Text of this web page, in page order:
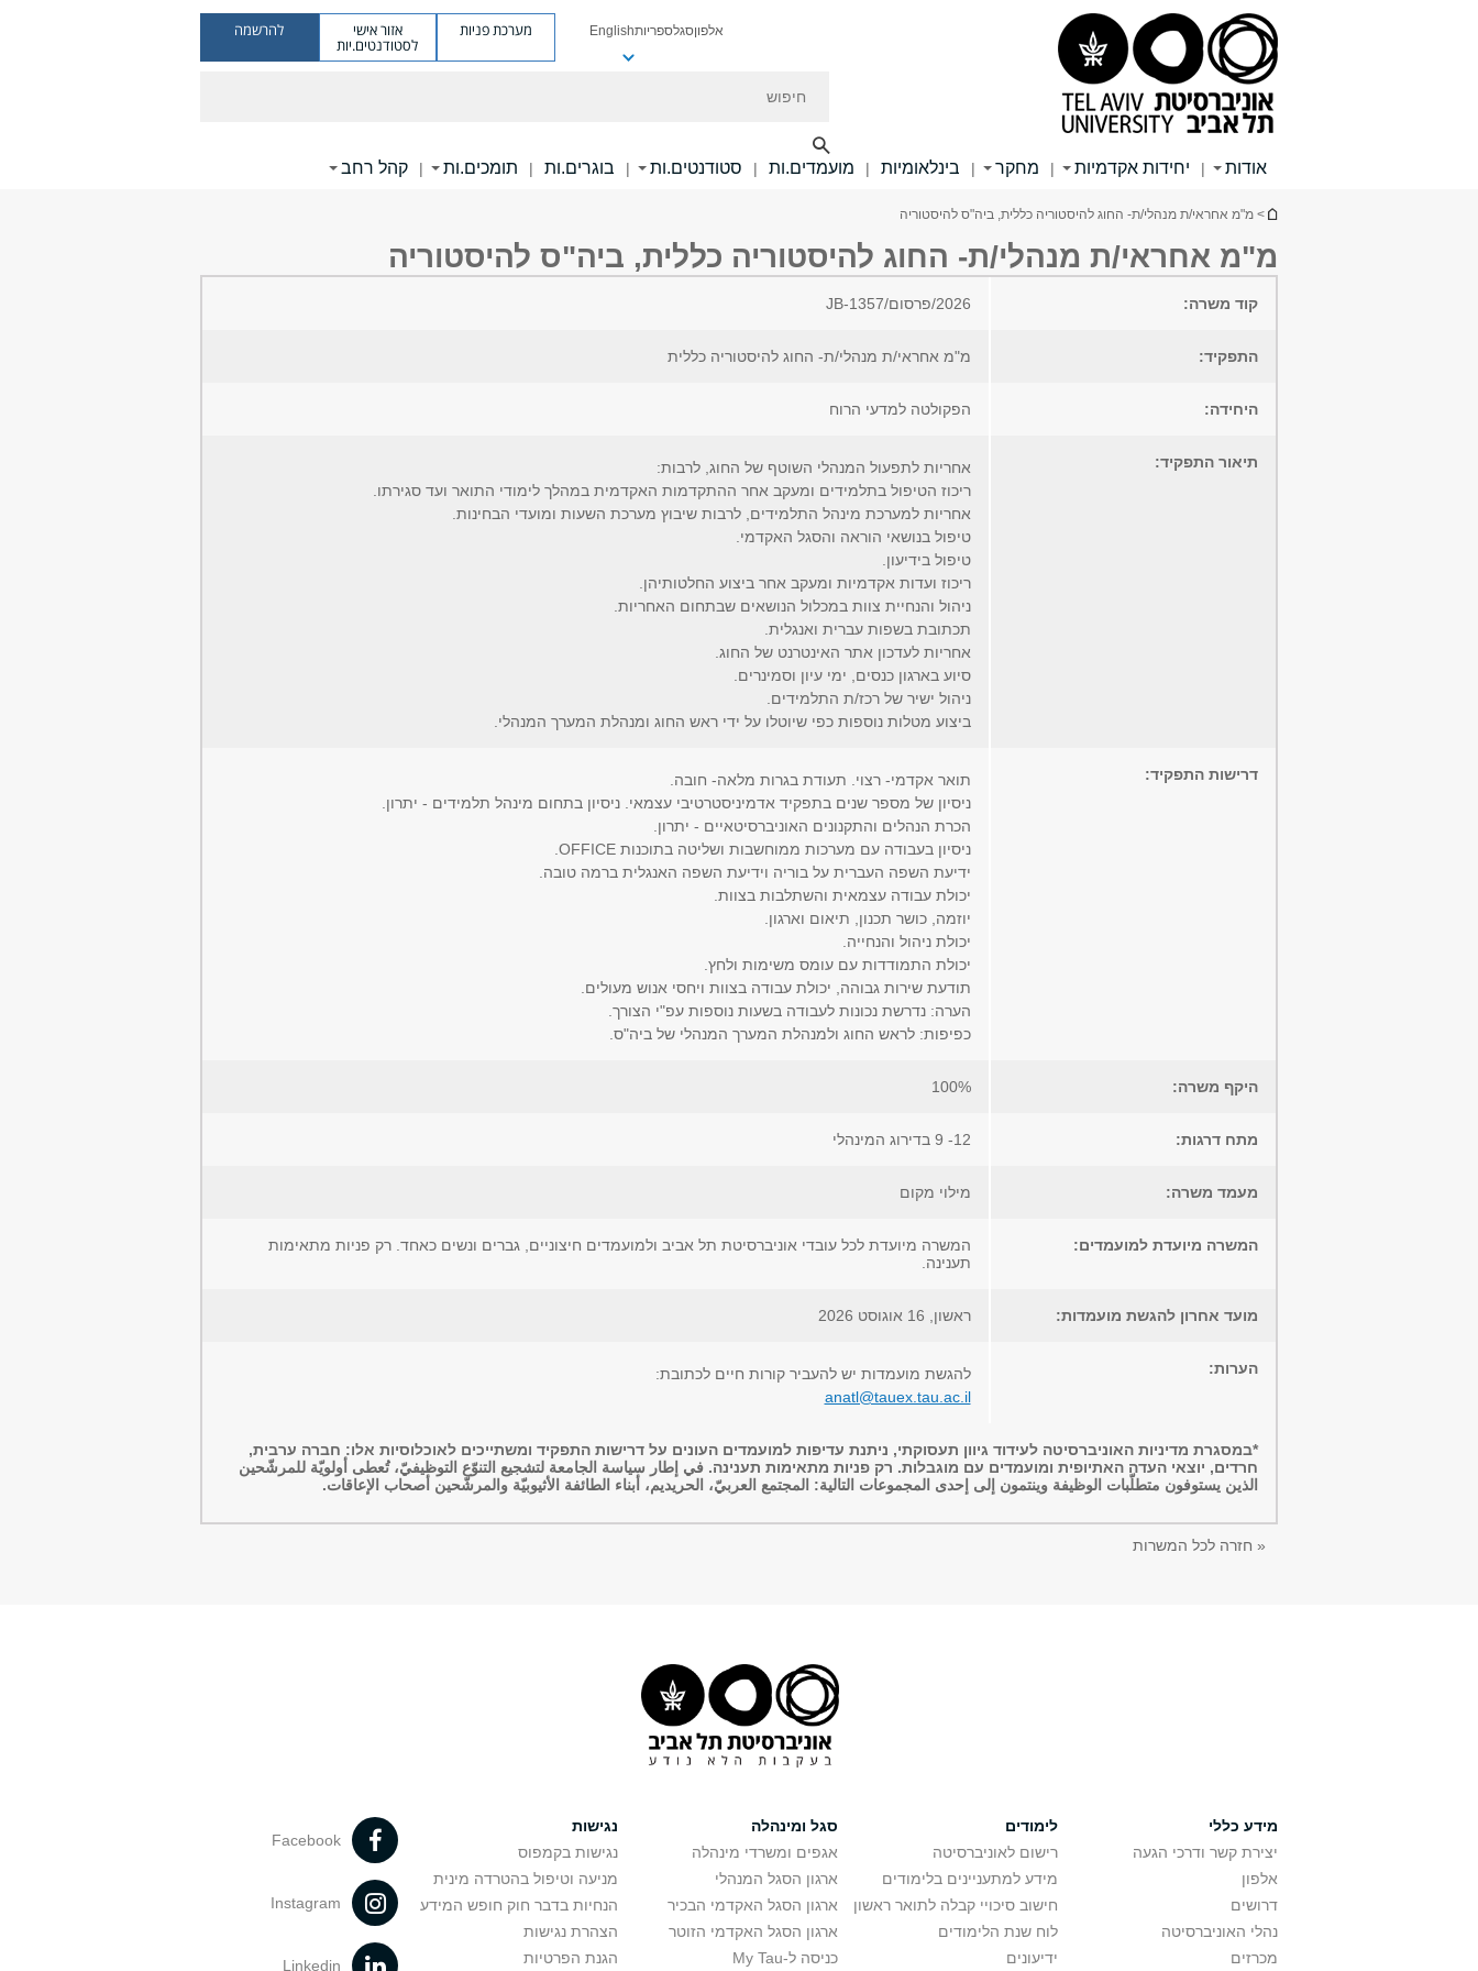
אלפוןסגלספריותEnglish מערכת פניות אזור אישי
לסטודנטים.יות
להרשמה
אודות | יחידות אקדמיות | מחקר | בינלאומיות | מועמדים.ות | סטודנטים.ות | בוגרים.ות | תומכים.ות | קהל רחב
הינך נמצא כאן
> מ"מ אחראי/ת מנהלי/ת- החוג להיסטוריה כללית, ביה"ס להיסטוריה
מ"מ אחראי/ת מנהלי/ת- החוג להיסטוריה כללית, ביה"ס להיסטוריה
קוד משרה: 2026/פרסום/JB-1357
התפקיד: מ"מ אחראי/ת מנהלי/ת- החוג להיסטוריה כללית
היחידה: הפקולטה למדעי הרוח
תיאור התפקיד:
אחריות לתפעול המנהלי השוטף של החוג, לרבות:
ריכוז הטיפול בתלמידים ומעקב אחר ההתקדמות האקדמית במהלך לימודי התואר ועד סגירתו.
אחריות למערכת מינהל התלמידים, לרבות שיבוץ מערכת השעות ומועדי הבחינות.
טיפול בנושאי הוראה והסגל האקדמי.
טיפול בידיעון.
ריכוז ועדות אקדמיות ומעקב אחר ביצוע החלטותיהן.
ניהול והנחיית צוות במכלול הנושאים שבתחום האחריות.
תכתובת בשפות עברית ואנגלית.
אחריות לעדכון אתר האינטרנט של החוג.
סיוע בארגון כנסים, ימי עיון וסמינרים.
ניהול ישיר של רכז/ת התלמידים.
ביצוע מטלות נוספות כפי שיוטלו על ידי ראש החוג ומנהלת המערך המנהלי.
דרישות התפקיד:
תואר אקדמי- רצוי. תעודת בגרות מלאה- חובה.
ניסיון של מספר שנים בתפקיד אדמיניסטרטיבי עצמאי. ניסיון בתחום מינהל תלמידים - יתרון.
הכרת הנהלים והתקנונים האוניברסיטאיים - יתרון.
ניסיון בעבודה עם מערכות ממוחשבות ושליטה בתוכנות OFFICE.
ידיעת השפה העברית על בוריה וידיעת השפה האנגלית ברמה טובה.
יכולת עבודה עצמאית והשתלבות בצוות.
יוזמה, כושר תכנון, תיאום וארגון.
יכולת ניהול והנחייה.
יכולת התמודדות עם עומס משימות ולחץ.
תודעת שירות גבוהה, יכולת עבודה בצוות ויחסי אנוש מעולים.
הערה: נדרשת נכונות לעבודה בשעות נוספות עפ"י הצורך.
כפיפות: לראש החוג ולמנהלת המערך המנהלי של ביה"ס.
היקף משרה: 100%
מתח דרגות: 12- 9 בדירוג המינהלי
מעמד משרה: מילוי מקום
המשרה מיועדת למועמדים:
המשרה מיועדת לכל עובדי אוניברסיטת תל אביב ולמועמדים חיצוניים, גברים ונשים כאחד. רק פניות מתאימות
תענינה.
מועד אחרון להגשת מועמדות: ראשון, 16 אוגוסט 2026
הערות:
להגשת מועמדות יש להעביר קורות חיים לכתובת:
anatl@tauex.tau.ac.il
*במסגרת מדיניות האוניברסיטה לעידוד גיוון תעסוקתי, ניתנת עדיפות למועמדים העונים על דרישות התפקיד ומשתייכים לאוכלוסיות אלו: חברה ערבית,
חרדים, יוצאי העדה האתיופית ומועמדים עם מוגבלות. רק פניות מתאימות תענינה. في إطار سياسة الجامعة لتشجيع التنوّع التوظيفيّ، تُعطى أولويّة للمرشّحين
الذين يستوفون متطلّبات الوظيفة وينتمون إلى إحدى المجموعات التالية: المجتمع العربيّ، الحريديم، أبناء الطائفة الأثيوبيّة والمرشّحين أصحاب الإعاقات.
« חזרה לכל המשרות
מידע כללי
יצירת קשר ודרכי הגעה
אלפון
דרושים
נהלי האוניברסיטה
מכרזים
לימודים
רישום לאוניברסיטה
מידע למתעניינים בלימודים
חישוב סיכויי קבלה לתואר ראשון
לוח שנת הלימודים
ידיעונים
סגל ומינהלה
אגפים ומשרדי מינהלה
ארגון הסגל המנהלי
ארגון הסגל האקדמי הבכיר
ארגון הסגל האקדמי הזוטר
כניסה ל-My Tau
נגישות
נגישות בקמפוס
מניעה וטיפול בהטרדה מינית
הנחיות בדבר חוק חופש המידע
הצהרת נגישות
הגנת הפרטיות
Facebook
Instagram
Linkedin